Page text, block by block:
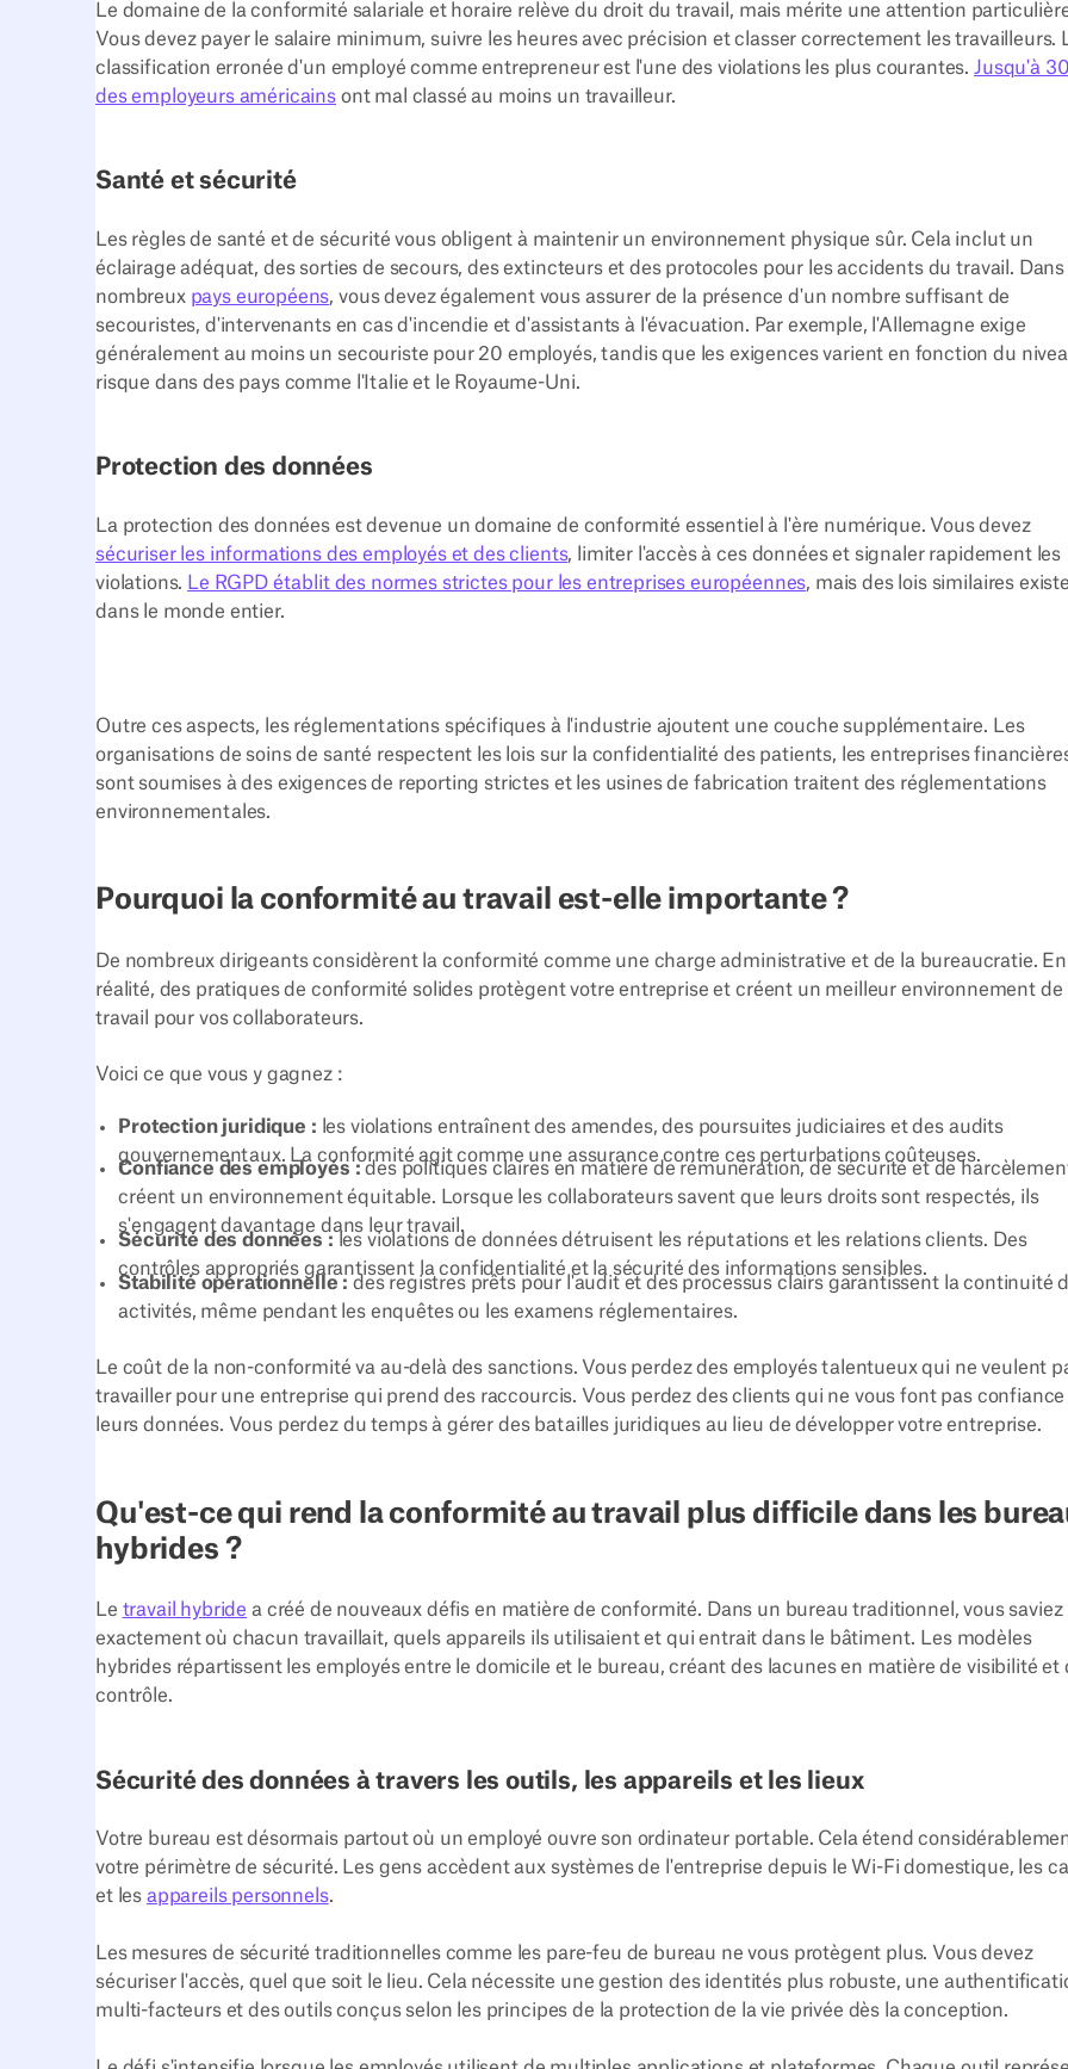
Le domaine de la conformité salariale et horaire relève du droit du travail, mais mérite une attention
Vous devez payer le salaire minimum, suivre les heures avec précision et classer correctement les travailleurs.
classification erronée d'un employé comme entrepreneur est l'une des violations les plus courantes. Jusqu'à
des employeurs américains ont mal classé au moins un travailleur.
Santé et sécurité
Les règles de santé et de sécurité vous obligent à maintenir un environnement physique sûr. Cela inclut un
éclairage adéquat, des sorties de secours, des extincteurs et des protocoles pour les accidents du travail. Dans
nombreux pays européens, vous devez également vous assurer de la présence d'un nombre suffisant de
secouristes, d'intervenants en cas d'incendie et d'assistants à l'évacuation. Par exemple, l'Allemagne exige
généralement au moins un secouriste pour 20 employés, tandis que les exigences varient en fonction du
risque dans des pays comme l'Italie et le Royaume-Uni.
Protection des données
La protection des données est devenue un domaine de conformité essentiel à l'ère numérique. Vous devez
sécuriser les informations des employés et des clients, limiter l'accès à ces données et signaler rapidement les
violations. Le RGPD établit des normes strictes pour les entreprises européennes, mais des lois similaires
dans le monde entier.
Outre ces aspects, les réglementations spécifiques à l'industrie ajoutent une couche supplémentaire. Les
organisations de soins de santé respectent les lois sur la confidentialité des patients, les entreprises
sont soumises à des exigences de reporting strictes et les usines de fabrication traitent des réglementations
environnementales.
Pourquoi la conformité au travail est-elle importante ?
De nombreux dirigeants considèrent la conformité comme une charge administrative et de la bureaucratie. En
réalité, des pratiques de conformité solides protègent votre entreprise et créent un meilleur environnement de
travail pour vos collaborateurs.
Voici ce que vous y gagnez :
Protection juridique : les violations entraînent des amendes, des poursuites judiciaires et des audits
gouvernementaux. La conformité agit comme une assurance contre ces perturbations coûteuses.
Confiance des employés :des politiques claires en matière de rémunération, de sécurité et de
créent un environnement équitable. Lorsque les collaborateurs savent que leurs droits sont respectés, ils
s'engagent davantage dans leur travail.
Sécurité des données : les violations de données détruisent les réputations et les relations clients. Des
contrôles appropriés garantissent la confidentialité et la sécurité des informations sensibles.
Stabilité opérationnelle : des registres prêts pour l'audit et des processus clairs garantissent la continuité
activités, même pendant les enquêtes ou les examens réglementaires.
Le coût de la non-conformité va au-delà des sanctions. Vous perdez des employés talentueux qui ne veulent
travailler pour une entreprise qui prend des raccourcis. Vous perdez des clients qui ne vous font pas confiance
leurs données. Vous perdez du temps à gérer des batailles juridiques au lieu de développer votre entreprise.
Qu'est-ce qui rend la conformité au travail plus difficile dans les
hybrides ?
Le travail hybride a créé de nouveaux défis en matière de conformité. Dans un bureau traditionnel, vous saviez
exactement où chacun travaillait, quels appareils ils utilisaient et qui entrait dans le bâtiment. Les modèles
hybrides répartissent les employés entre le domicile et le bureau, créant des lacunes en matière de visibilité et
contrôle.
Sécurité des données à travers les outils, les appareils et les lieux
Votre bureau est désormais partout où un employé ouvre son ordinateur portable. Cela étend
votre périmètre de sécurité. Les gens accèdent aux systèmes de l'entreprise depuis le Wi-Fi domestique, les
et les appareils personnels.
Les mesures de sécurité traditionnelles comme les pare-feu de bureau ne vous protègent plus. Vous devez
sécuriser l'accès, quel que soit le lieu. Cela nécessite une gestion des identités plus robuste, une
multi-facteurs et des outils conçus selon les principes de la protection de la vie privée dès la conception.